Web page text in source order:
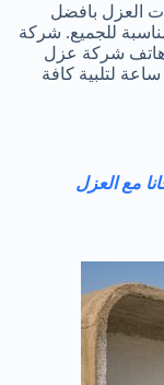
العزل بافضل
للجميع. شركة
الخزانات ضد التسرب بمكة 0531339657 هاتف شركة عزل
نعمل علي مدار 24 ساعة لتلبية كافة
مع العزل